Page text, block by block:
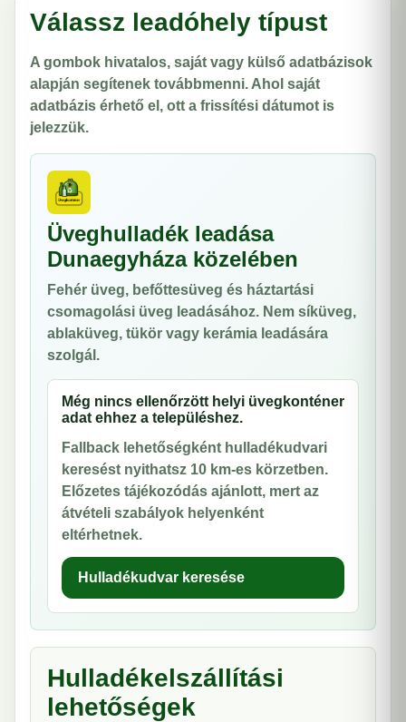
Válassz leadóhely típust
A gombok hivatalos, saját vagy külső adatbázisok
alapján segítenek továbbmenni. Ahol saját
adatbázis érhető el, ott a frissítési dátumot is
jelezzük.
Üveghulladék leadása
Dunaegyháza közelében
Fehér üveg, befőttesüveg és háztartási
csomagolási üveg leadásához. Nem síküveg,
ablaküveg, tükör vagy kerámia leadására
szolgál.
Még nincs ellenőrzött helyi üvegkonténer
adat ehhez a településhez.
Fallback lehetőségként hulladékudvari
keresést nyithatsz 10 km-es körzetben.
Előzetes tájékozódás ajánlott, mert az
átvételi szabályok helyenként
eltérhetnek.
Hulladékudvar keresése
Hulladékelszállítási
lehetőségek